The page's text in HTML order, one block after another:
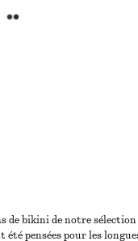
de bikini de notre
pensées pour les